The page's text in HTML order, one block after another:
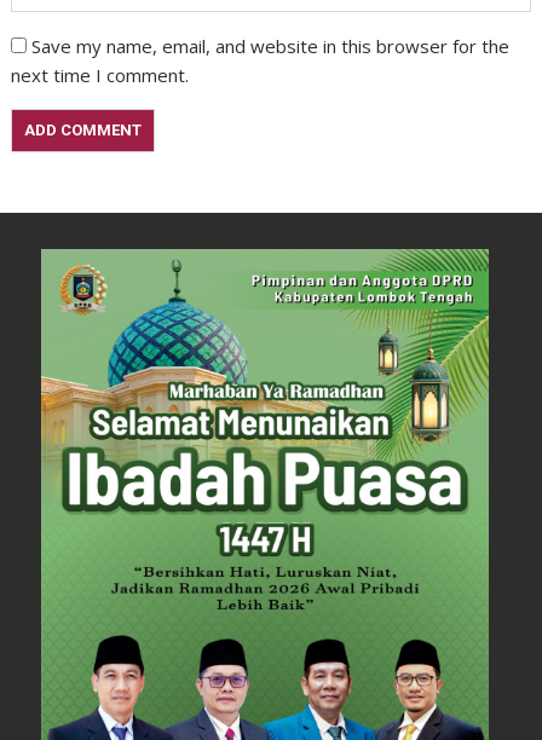
Save my name, email, and website in this browser for the
next time I comment.